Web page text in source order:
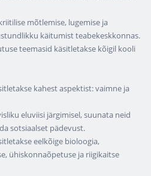
mõtlemise, lugemise ja
käitumist teabekeskkonnas.
teemasid käsitletakse kõigil kooli
kahest aspektist: vaimne ja
eluviisi järgimisel, suunata neid
sotsiaalset pädevust.
eelkõige bioloogia,
ühiskonnaõpetuse ja riigikaitse